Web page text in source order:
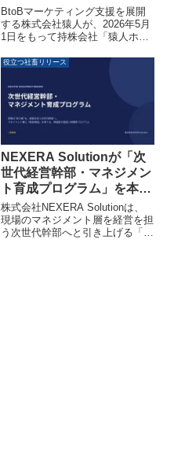
経営体制へ移行
BtoBマーケティング支援を展開
する株式会社猿人が、2026年5月
1日をもって持株会社「猿人ホー
し、グループ経営体制へ移行しま
提供する新グループ会社「株式会
社新人」と共に、企業の多様な課
題に対応する「丸投げ」を受け止
める体制を強化します。
役立つ社畜リリース
NEXERA Solutionが「次
世代経営幹部・マネジメン
ト育成プログラム」を本格
提供開始
株式会社NEXERA Solutionは、
現場のマネジメント層を経営を担
う次世代幹部へと引き上げる「次